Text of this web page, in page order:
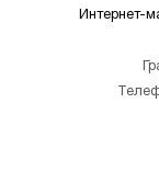
Интернет-